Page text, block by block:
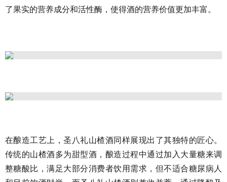
了果实的营养成分和活性酶，使得酒的营养价值更加丰富。
在酿造工艺上，圣八礼山楂酒同样展现出了其独特的匠心。
传统的山楂酒多为甜型酒， 酿造过程中通过加入大量糖来调
整糖酸比，满足大部分消费者饮用需求，但不适合糖尿病人